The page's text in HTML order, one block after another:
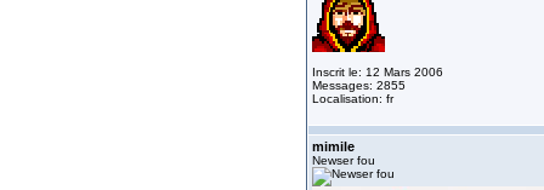
Inscrit le: 12 Mars 2006
Messages: 2855
Localisation: fr
mimile
Newser fou